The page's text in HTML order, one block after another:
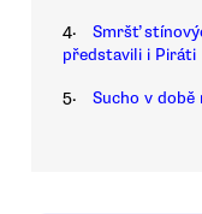
4.
Smršť
představili i Piráti
5. Sucho v